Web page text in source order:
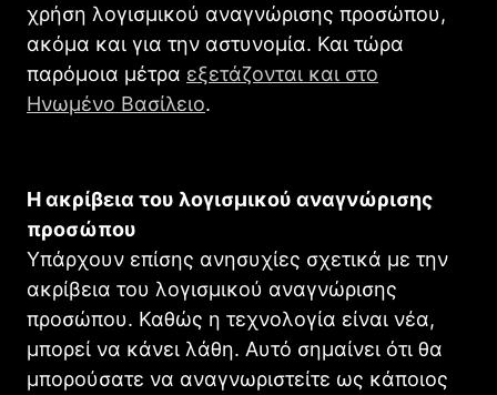
χρήση λογισμικού αναγνώρισης προσώπου,
ακόμα και για την αστυνομία. Και τώρα
παρόμοια μέτρα εξετάζονται και στο
Ηνωμένο Βασίλειο.
Η ακρίβεια του λογισμικού αναγνώρισης
προσώπου
Υπάρχουν επίσης ανησυχίες σχετικά με την
ακρίβεια του λογισμικού αναγνώρισης
προσώπου. Καθώς η τεχνολογία είναι νέα,
μπορεί να κάνει λάθη. Αυτό σημαίνει ότι θα
μπορούσατε να αναγνωριστείτε ως κάποιος